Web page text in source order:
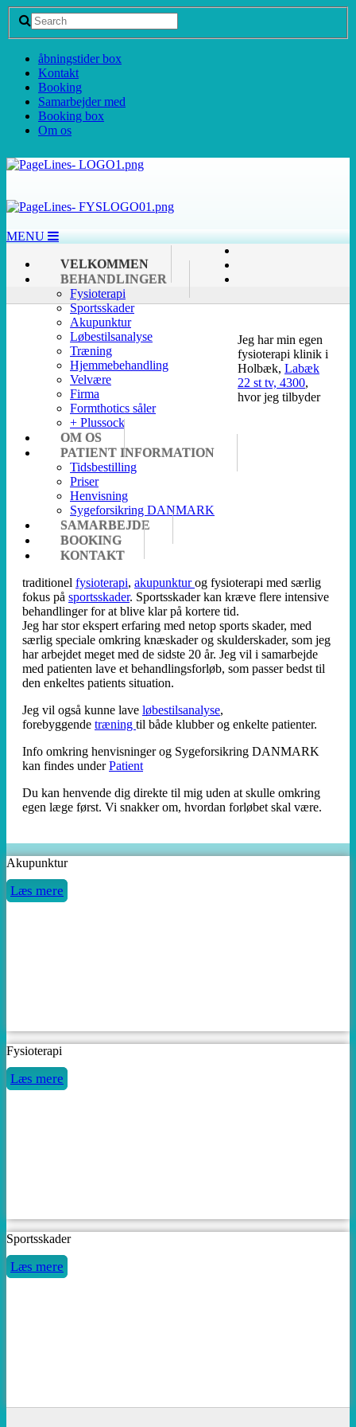
åbningstider box
Kontakt
Booking
Samarbejder med
Booking box
Om os
MENU
VELKOMMEN
BEHANDLINGER
Fysioterapi
Sportsskader
Akupunktur
Løbestilsanalyse
Træning
Hjemmebehandling
Velvære
Firma
Formthotics såler
+ Plussock
OM OS
PATIENT INFORMATION
Tidsbestilling
Priser
Henvisning
Sygeforsikring DANMARK
SAMARBEJDE
BOOKING
KONTAKT
Jeg har min egen
fysioterapi klinik i
Holbæk, Labæk
22 st tv, 4300,
hvor jeg tilbyder
traditionel fysioterapi, akupunkturog fysioterapi med særlig
fokus på sportsskader. Sportsskader kan kræve flere intensive
behandlinger for at blive klar på kortere tid.
Jeg har stor ekspert erfaring med netop sports skader, med
særlig speciale omkring knæskader og skulderskader, som jeg
har arbejdet meget med de sidste 20 år. Jeg vil i samarbejde
med patienten lave et behandlingsforløb, som passer bedst til
den enkeltes patients situation.
Jeg vil også kunne lave løbestilsanalyse,
forebyggende træning til både klubber og enkelte patienter.
Info omkring henvisninger og Sygeforsikring DANMARK
kan findes underPatient
Du kan henvende dig direkte til mig uden at skulle omkring
egen læge først. Vi snakker om, hvordan forløbet skal være.
Akupunktur
Læs mere
Fysioterapi
Læs mere
Sportsskader
Læs mere